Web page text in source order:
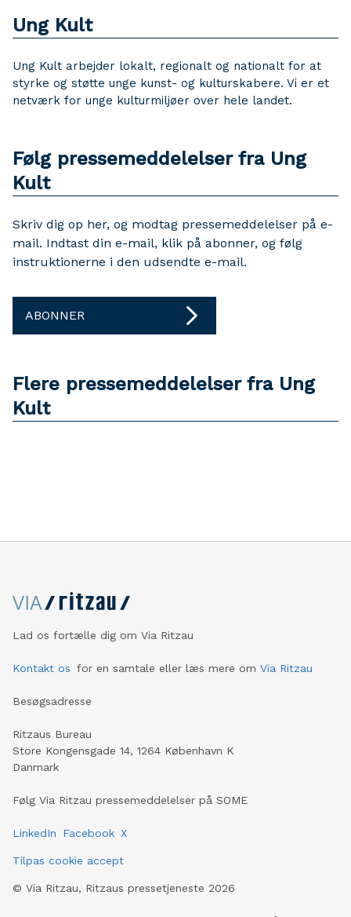
Ung Kult
Ung Kult arbejder lokalt, regionalt og nationalt for at
styrke og støtte unge kunst- og kulturskabere. Vi er et
netværk for unge kulturmiljøer over hele landet.
Følg pressemeddelelser fra Ung
Kult
Skriv dig op her, og modtag pressemeddelelser på e-
mail. Indtast din e-mail, klik på abonner, og følg
instruktionerne i den udsendte e-mail.
ABONNER
Flere pressemeddelelser fra Ung
Kult
Lad os fortælle dig om Via Ritzau
Kontakt os for en samtale eller læs mere om Via Ritzau
Besøgsadresse
Ritzaus Bureau
Store Kongensgade 14, 1264 København K
Danmark
Følg Via Ritzau pressemeddelelser på SOME
LinkedIn Facebook X
Tilpas cookie accept
© Via Ritzau, Ritzaus pressetjeneste 2026